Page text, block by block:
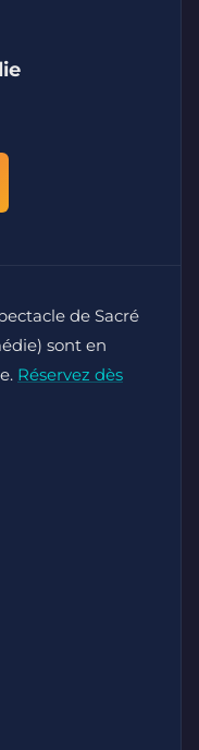
de Sacré
sont en
Réservez dès